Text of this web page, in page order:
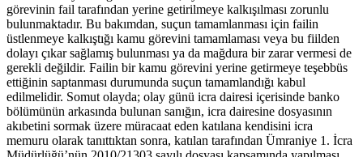
görevinin fail tarafından yerine getirilmeye kalkışılması zorunlu
bulunmaktadır. Bu bakımdan, suçun tamamlanması için failin
üstlenmeye kalkıştığı kamu görevini tamamlaması veya bu fiilden
dolayı çıkar sağlamış bulunması ya da mağdura bir zarar vermesi de
gerekli değildir. Failin bir kamu görevini yerine getirmeye teşebbüs
ettiğinin saptanması durumunda suçun tamamlandığı kabul
edilmelidir. Somut olayda; olay günü icra dairesi içerisinde banko
bölümünün arkasında bulunan sanığın, icra dairesine dosyasının
akıbetini sormak üzere müracaat eden katılana kendisini icra
memuru olarak tanıttıktan sonra, katılan tarafından Ümraniye 1. İcra